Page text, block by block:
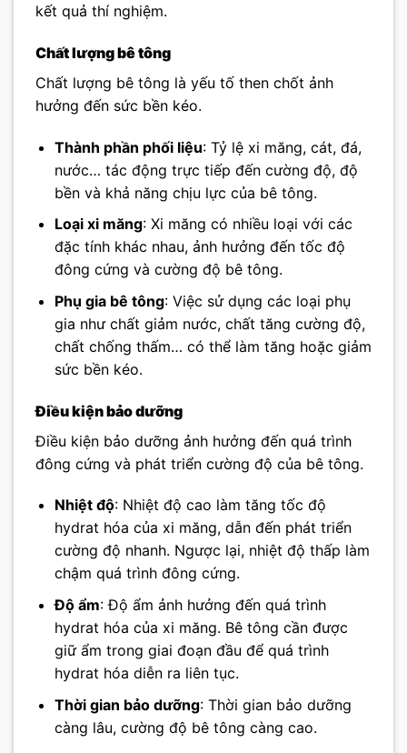
kết quả thí nghiệm.
Chất lượng bê tông
Chất lượng bê tông là yếu tố then chốt ảnh
hưởng đến sức bền kéo.
Thành phần phối liệu: Tỷ lệ xi măng, cát, đá,
nước… tác động trực tiếp đến cường độ, độ
bền và khả năng chịu lực của bê tông.
Loại xi măng: Xi măng có nhiều loại với các
đặc tính khác nhau, ảnh hưởng đến tốc độ
đông cứng và cường độ bê tông.
Phụ gia bê tông: Việc sử dụng các loại phụ
gia như chất giảm nước, chất tăng cường độ,
chất chống thấm… có thể làm tăng hoặc giảm
sức bền kéo.
Điều kiện bảo dưỡng
Điều kiện bảo dưỡng ảnh hưởng đến quá trình
đông cứng và phát triển cường độ của bê tông.
Nhiệt độ: Nhiệt độ cao làm tăng tốc độ
hydrat hóa của xi măng, dẫn đến phát triển
cường độ nhanh. Ngược lại, nhiệt độ thấp làm
chậm quá trình đông cứng.
Độ ẩm: Độ ẩm ảnh hưởng đến quá trình
hydrat hóa của xi măng. Bê tông cần được
giữ ẩm trong giai đoạn đầu để quá trình
hydrat hóa diễn ra liên tục.
Thời gian bảo dưỡng: Thời gian bảo dưỡng
càng lâu, cường độ bê tông càng cao.